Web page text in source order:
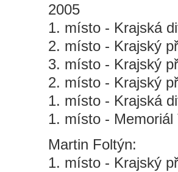
2005
1. místo - Krajská
2. místo - Krajský
3. místo - Krajský
2. místo - Krajský
1. místo - Krajská
1. místo -
Martin Foltýn:
1. místo - Krajský